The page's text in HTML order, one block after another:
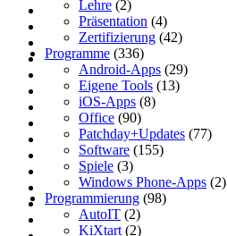
Lehre (2)
Präsentation (4)
Zertifizierung (42)
Programme (336)
Android-Apps (29)
Eigene Tools (13)
iOS-Apps (8)
Office (90)
Patchday+Updates (77)
Software (155)
Spiele (3)
Windows Phone-Apps (2)
Programmierung (98)
AutoIT (2)
KiXtart (2)